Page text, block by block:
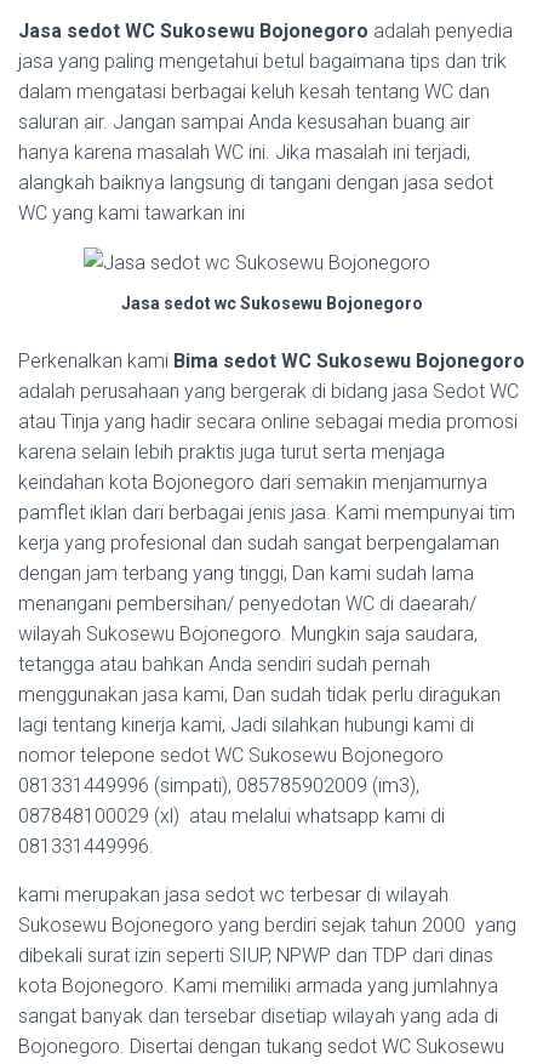
Jasa sedot WC Sukosewu Bojonegoro adalah penyedia
jasa yang paling mengetahui betul bagaimana tips dan trik
dalam mengatasi berbagai keluh kesah tentang WC dan
saluran air. Jangan sampai Anda kesusahan buang air
hanya karena masalah WC ini. Jika masalah ini terjadi,
alangkah baiknya langsung di tangani dengan jasa sedot
WC yang kami tawarkan ini
Jasa sedot wc Sukosewu Bojonegoro
Perkenalkan kami Bima sedot WC Sukosewu Bojonegoro
adalah perusahaan yang bergerak di bidang jasa Sedot WC
atau Tinja yang hadir secara online sebagai media promosi
karena selain lebih praktis juga turut serta menjaga
keindahan kota Bojonegoro dari semakin menjamurnya
pamflet iklan dari berbagai jenis jasa. Kami mempunyai tim
kerja yang profesional dan sudah sangat berpengalaman
dengan jam terbang yang tinggi, Dan kami sudah lama
menangani pembersihan/ penyedotan WC di daearah/
wilayah Sukosewu Bojonegoro. Mungkin saja saudara,
tetangga atau bahkan Anda sendiri sudah pernah
menggunakan jasa kami, Dan sudah tidak perlu diragukan
lagi tentang kinerja kami, Jadi silahkan hubungi kami di
nomor telepone sedot WC Sukosewu Bojonegoro
081331449996 (simpati), 085785902009 (im3),
087848100029 (xl) atau melalui whatsapp kami di
081331449996.
kami merupakan jasa sedot wc terbesar di wilayah
Sukosewu Bojonegoro yang berdiri sejak tahun 2000 yang
dibekali surat izin seperti SIUP, NPWP dan TDP dari dinas
kota Bojonegoro. Kami memiliki armada yang jumlahnya
sangat banyak dan tersebar disetiap wilayah yang ada di
Bojonegoro. Disertai dengan tukang sedot WC Sukosewu